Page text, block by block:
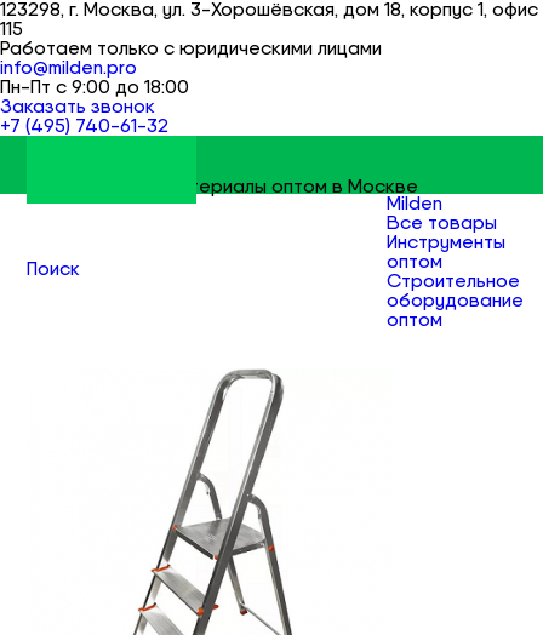
123298, г. Москва, ул. 3-Хорошёвская, дом 18, корпус 1, офис
115
Работаем только с юридическими лицами
info@milden.pro
Пн-Пт с 9:00 до 18:00
Заказать звонок
+7 (495) 740-61-32
Строительные материалы оптом в Москве
Поиск
Milden
Все товары
Инструменты
оптом
Строительное
оборудование
оптом